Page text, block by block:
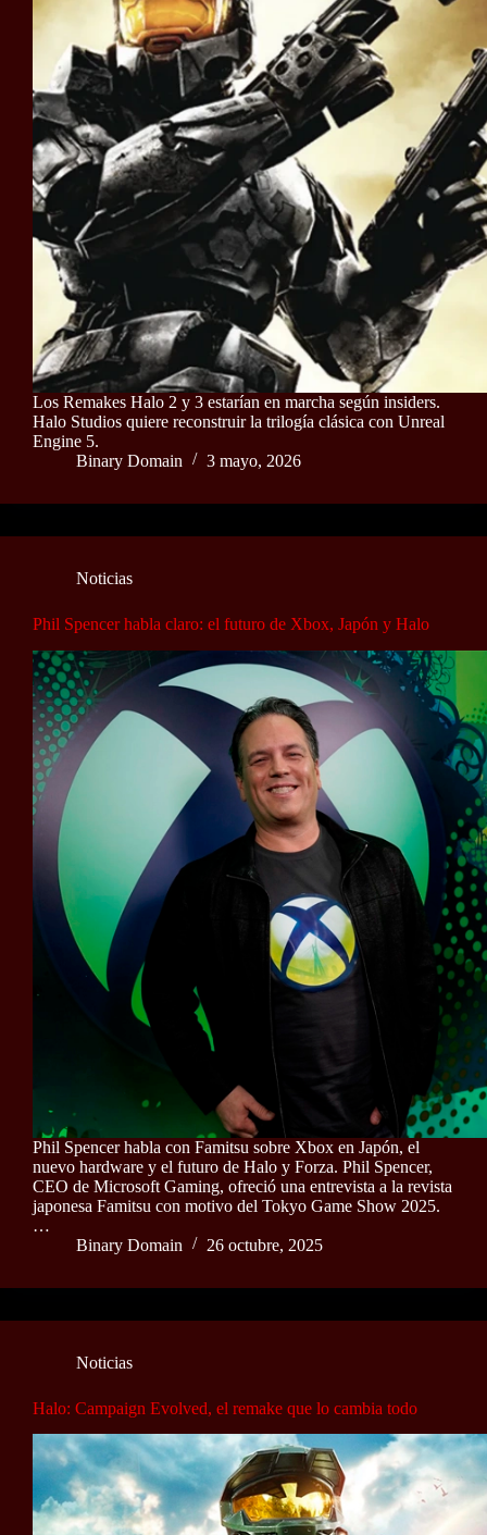
Los Remakes Halo 2 y 3 estarían en marcha según insiders.
Halo Studios quiere reconstruir la trilogía clásica con Unreal
Engine 5.
Binary Domain
3 mayo, 2026
Noticias
Phil Spencer habla claro: el futuro de Xbox, Japón y Halo
Phil Spencer habla con Famitsu sobre Xbox en Japón, el
nuevo hardware y el futuro de Halo y Forza. Phil Spencer,
CEO de Microsoft Gaming, ofreció una entrevista a la revista
japonesa Famitsu con motivo del Tokyo Game Show 2025.
…
Binary Domain
26 octubre, 2025
Noticias
Halo: Campaign Evolved, el remake que lo cambia todo